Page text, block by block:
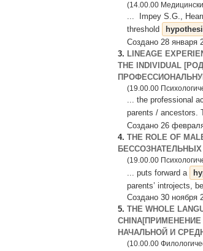
(14.00.00
... Impey S.G.,
threshold
Создано 28 января
3. LINEAGE
THE INDIVIDUAL
(19.00.00
... the professional
parents / ancestors.
Создано 26
4. THE ROLE OF
(19.00.00
... puts forward a
parents’ introjects,
Создано 30 ноября
5. THE WHOLE
НАЧАЛЬНОЙ И
(10.00.00